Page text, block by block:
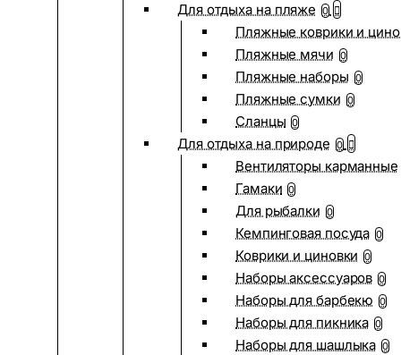
Для отдыха на пляже 0
Пляжные коврики и
Пляжные мячи 0
Пляжные наборы 0
Пляжные сумки 0
Сланцы 0
Для отдыха на природе 0
Вентиляторы карманные
Гамаки 0
Для рыбалки 0
Кемпинговая посуда 0
Коврики и циновки 0
Наборы аксессуаров 0
Наборы для барбекю 0
Наборы для пикника 0
Наборы для шашлыка 0